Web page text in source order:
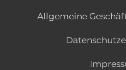
Allgemeine